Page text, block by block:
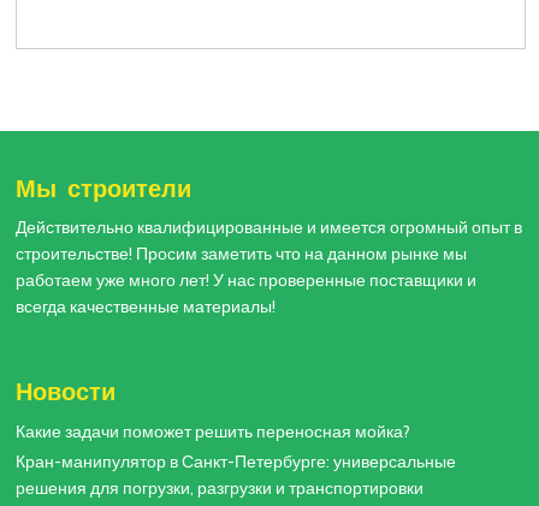
Мы строители
Действительно квалифицированные и имеется огромный опыт в
строительстве! Просим заметить что на данном рынке мы
работаем уже много лет! У нас проверенные поставщики и
всегда качественные материалы!
Новости
Какие задачи поможет решить переносная мойка?
Кран-манипулятор в Санкт-Петербурге: универсальные
решения для погрузки, разгрузки и транспортировки